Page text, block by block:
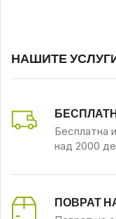
НАШИТЕ
Бесплатна
над 2000
ПОВРАТ